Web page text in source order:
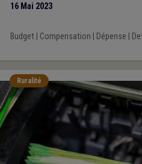
personnes désireuses
16 Mai 2023
Budget| Compensation Dépense
Ruralité